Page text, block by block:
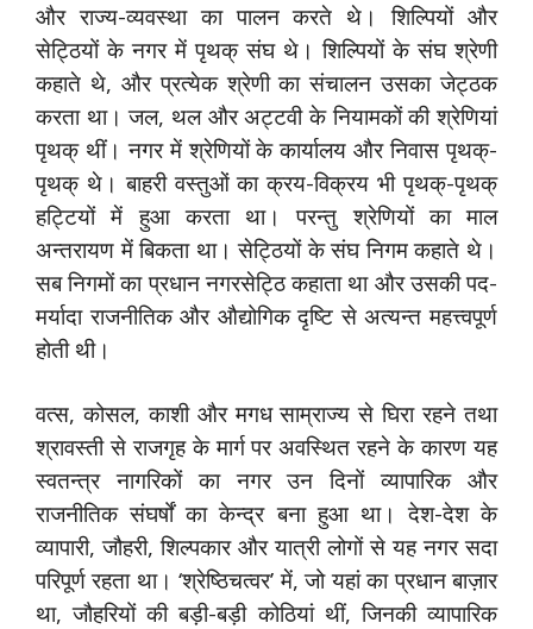
और राज्य-व्यवस्था का पालन करते थे। शिल्पियों और
सेट्ठियों के नगर में पृथक् संघ थे। शिल्पियों के संघ श्रेणी
कहाते थे, और प्रत्येक श्रेणी का संचालन उसका जेट्ठक
करता था। जल, थल और अट्टवी के नियामकों की श्रेणियां
पृथक् थीं। नगर में श्रेणियों के कार्यालय और निवास पृथक्-
पृथक् थे। बाहरी वस्तुओं का क्रय-विक्रय भी पृथक्-पृथक्
हट्टियों में हुआ करता था। परन्तु श्रेणियों का माल
अन्तरायण में बिकता था। सेट्ठियों के संघ निगम कहाते थे।
सब निगमों का प्रधान नगरसेट्ठि कहाता था और उसकी पद-
मर्यादा राजनीतिक और औद्योगिक दृष्टि से अत्यन्त महत्त्वपूर्ण
होती थी।
वत्स, कोसल, काशी और मगध साम्राज्य से घिरा रहने तथा
श्रावस्ती से राजगृह के मार्ग पर अवस्थित रहने के कारण यह
स्वतन्त्र नागरिकों का नगर उन दिनों व्यापारिक और
राजनीतिक संघर्षों का केन्द्र बना हुआ था। देश-देश के
व्यापारी, जौहरी, शिल्पकार और यात्री लोगों से यह नगर सदा
परिपूर्ण रहता था। ‘श्रेष्ठिचत्वर’ में, जो यहां का प्रधान बाज़ार
था, जौहरियों की बड़ी-बड़ी कोठियां थीं, जिनकी व्यापारिक